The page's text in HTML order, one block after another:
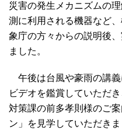
災害の発生メカニズムの
測に利用される機器など
象庁の方々からの説明後
ました。
午後は台風や豪雨の講義
ビデオを鑑賞していただ
対策課の前多孝則様のご
ン」を見学していただき